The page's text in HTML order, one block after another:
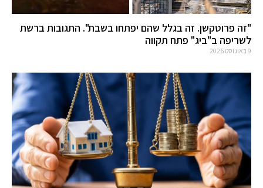
"זה פרוטקשן. זה בגלל שהם יפתחו בשבת". התגובות ברשת
לשריפה ב"ביג" פתח תקווה
9 באוגוסט 2026